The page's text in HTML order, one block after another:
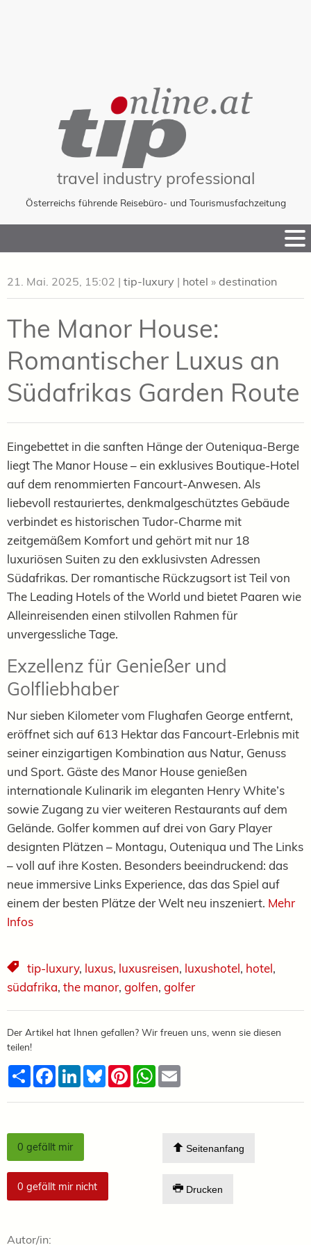
travel industry professional
Österreichs führende Reisebüro- und Tourismusfachzeitung
to
21. Mai. 2025, 15:02 | tip-luxury | hotel » destination
The Manor House:
Romantischer Luxus an
Südafrikas Garden Route
Eingebettet in die sanften Hänge der Outeniqua-Berge
liegt The Manor House – ein exklusives Boutique-Hotel
auf dem renommierten Fancourt-Anwesen. Als
liebevoll restauriertes, denkmalgeschütztes Gebäude
verbindet es historischen Tudor-Charme mit
zeitgemäßem Komfort und gehört mit nur 18
luxuriösen Suiten zu den exklusivsten Adressen
Südafrikas. Der romantische Rückzugsort ist Teil von
The Leading Hotels of the World und bietet Paaren wie
Alleinreisenden einen stilvollen Rahmen für
unvergessliche Tage.
Exzellenz für Genießer und
Golfliebhaber
Nur sieben Kilometer vom Flughafen George entfernt,
eröffnet sich auf 613 Hektar das Fancourt-Erlebnis mit
seiner einzigartigen Kombination aus Natur, Genuss
und Sport. Gäste des Manor House genießen
internationale Kulinarik im eleganten Henry White’s
sowie Zugang zu vier weiteren Restaurants auf dem
Gelände. Golfer kommen auf drei von Gary Player
designten Plätzen – Montagu, Outeniqua und The Links
– voll auf ihre Kosten. Besonders beeindruckend: das
neue immersive Links Experience, das das Spiel auf
einem der besten Plätze der Welt neu inszeniert. Mehr
Infos
tip-luxury, luxus, luxusreisen, luxushotel, hotel,
südafrika, the manor, golfen, golfer
Der Artikel hat Ihnen gefallen? Wir freuen uns, wenn sie diesen
teilen!
TeilenFacebook
LinkedInBlueskyPinterestWhatsApp
0 gefällt mir
0 gefällt mir nicht
Seitenanfang
Drucken
Autor/in: